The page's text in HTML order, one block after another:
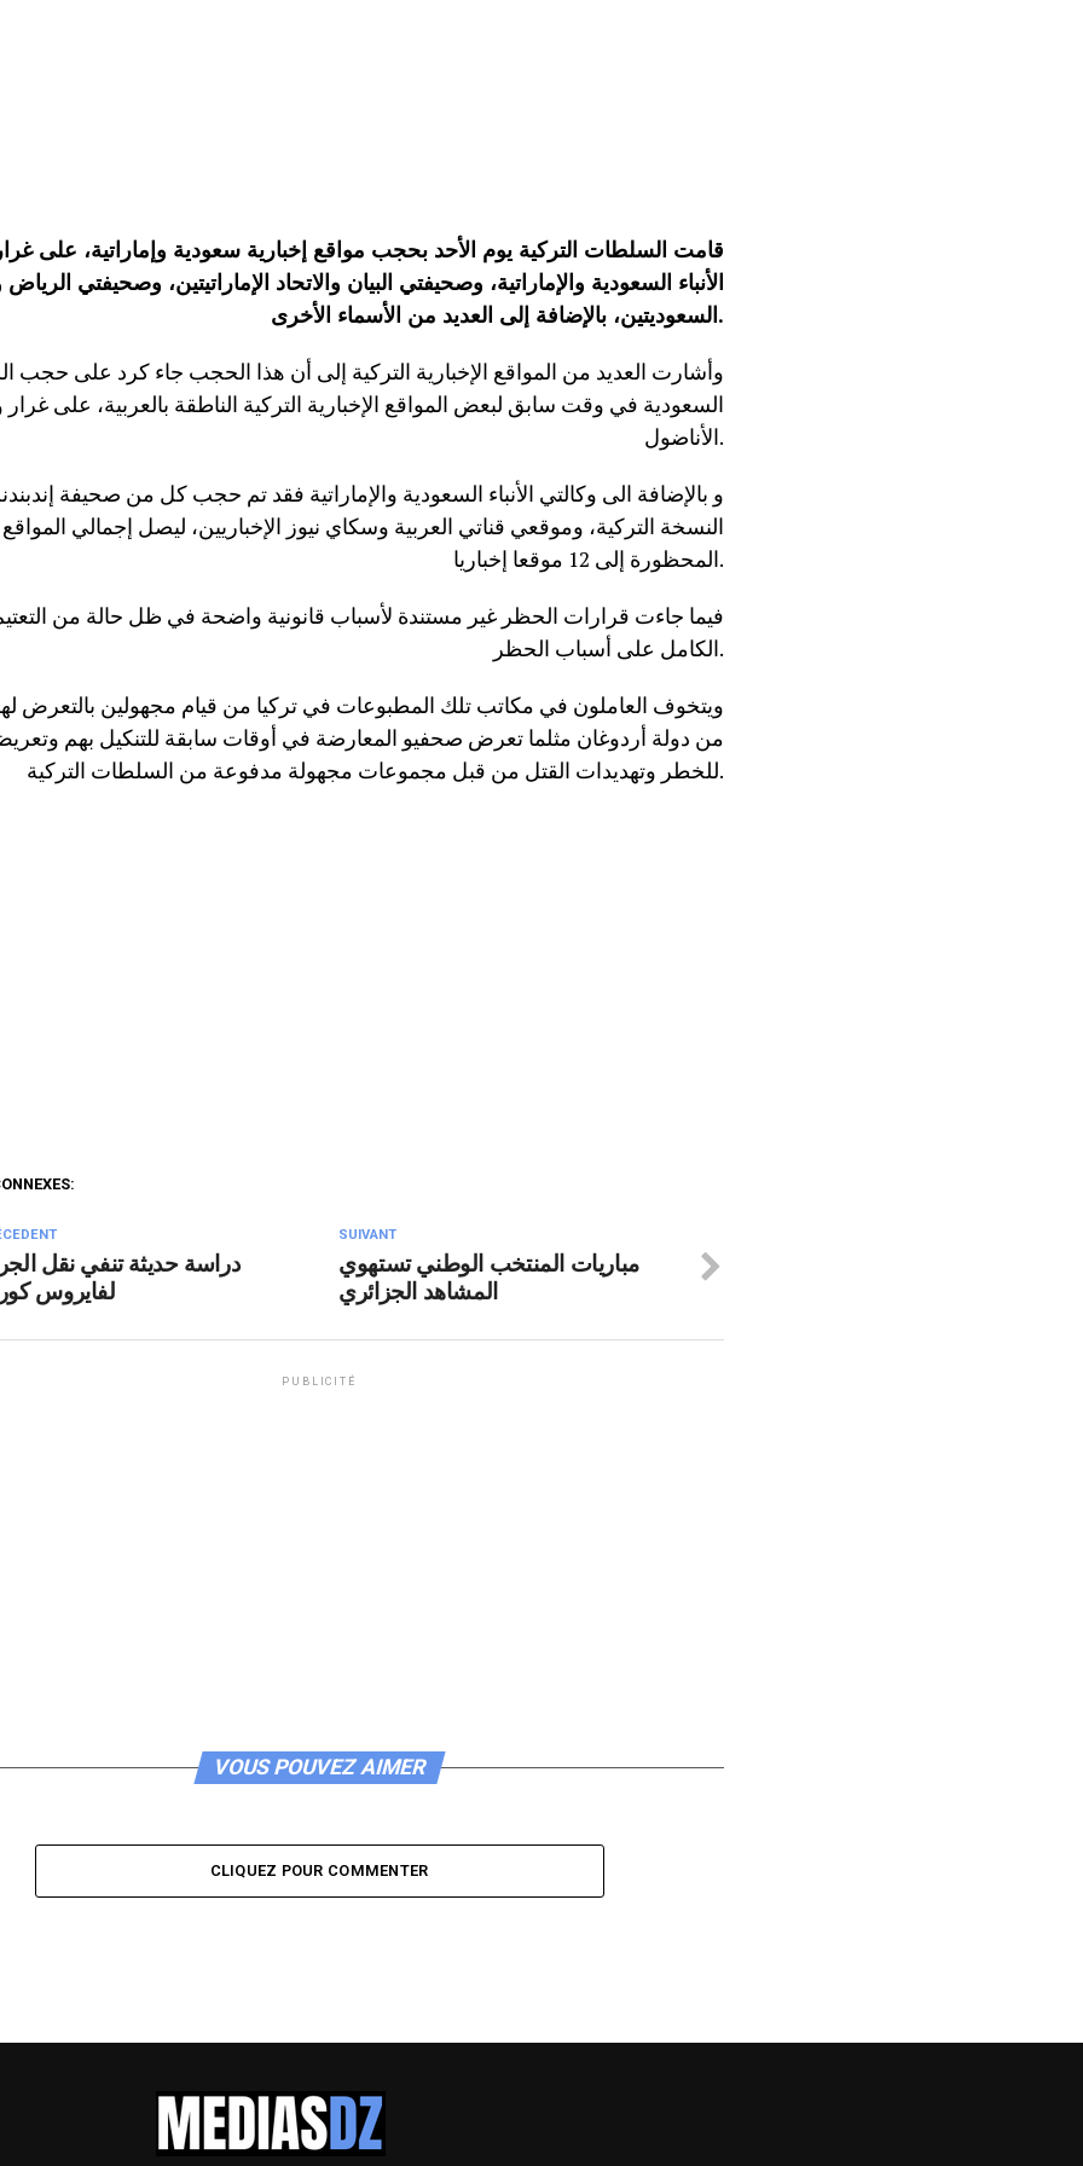
قامت السلطات التركية يوم الأحد بحجب مواقع إخبارية سعودية وإماراتية، على
الأنباء السعودية والإماراتية، وصحيفتي البيان والاتحاد الإماراتيتين، وصحيفتي
السعوديتين، بالإضافة إلى العديد من الأسماء الأخرى.
وأشارت العديد من المواقع الإخبارية التركية إلى أن هذا الحجب جاء كرد على حجب
السعودية في وقت سابق لبعض المواقع الإخبارية التركية الناطقة بالعربية، على غرار
الأناضول.
و بالإضافة الى وكالتي الأنباء السعودية والإماراتية فقد تم حجب كل من صحيفة
النسخة التركية، وموقعي قناتي العربية وسكاي نيوز الإخباريين، ليصل إجمالي المواقع
المحظورة إلى 12 موقعا إخباريا.
فيما جاءت قرارات الحظر غير مستندة لأسباب قانونية واضحة في ظل حالة من
الكامل على أسباب الحظر.
ويتخوف العاملون في مكاتب تلك المطبوعات في تركيا من قيام مجهولين بالتعرض لهم
من دولة أردوغان مثلما تعرض صحفيو المعارضة في أوقات سابقة للتنكيل بهم
للخطر وتهديدات القتل من قبل مجموعات مجهولة مدفوعة من السلطات التركية.
SUIVANT
مباريات المنتخب الوطني تستهوي
المشاهد الجزائري
دراسة حديثة تنفي نقل
لفايروس
PUBLICITÉ
VOUS POUVEZ AIMER
CLIQUEZ POUR COMMENTER